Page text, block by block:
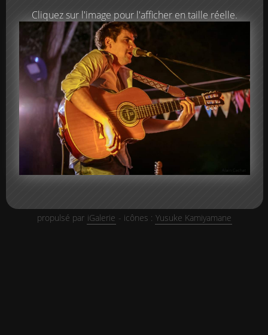
Cliquez sur l'image pour l'afficher en taille réelle.
propulsé par iGalerie - icônes : Yusuke Kamiyamane